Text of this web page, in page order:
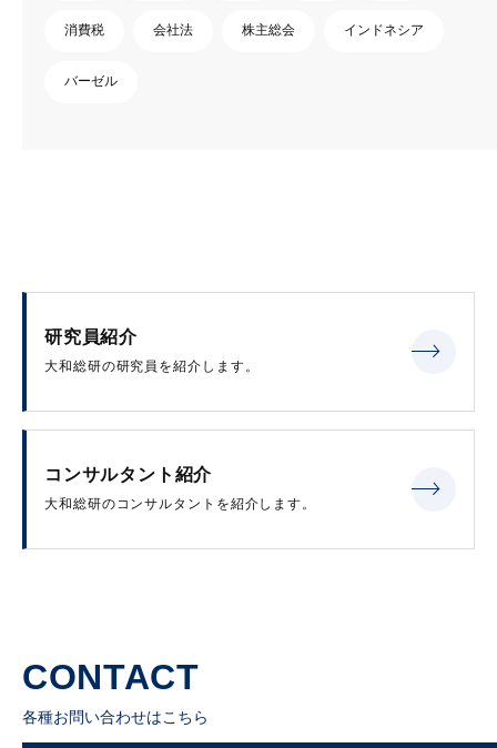
消費税 会社法 株主総会 インドネシア
バーゼル
研究員紹介
大和総研の研究員を紹介します。
コンサルタント紹介
大和総研のコンサルタントを紹介します。
CONTACT
各種お問い合わせはこちら